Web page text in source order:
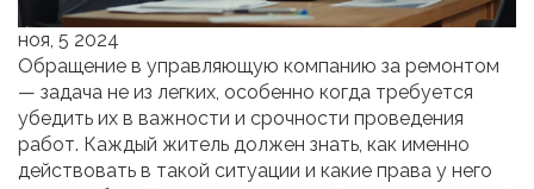
ноя, 5 2024
Обращение в управляющую компанию за ремонтом
— задача не из легких, особенно когда требуется
убедить их в важности и срочности проведения
работ. Каждый житель должен знать, как именно
действовать в такой ситуации и какие права у него